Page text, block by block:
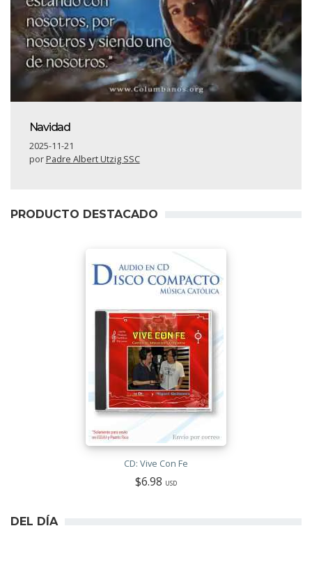
Navidad
2025-11-21
porPadre Albert Utzig SSC
PRODUCTO DESTACADO
CD: Vive Con Fe
$6.98 USD
DEL DÍA